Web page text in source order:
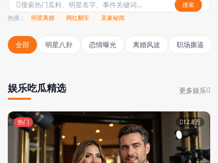
搜索
热搜：
明星离婚 网红翻车 富豪秘闻
全部 明星八卦 恋情曝光 离婚风波 职场撕逼
娱乐吃瓜精选 更多娱乐
热门 12.8万